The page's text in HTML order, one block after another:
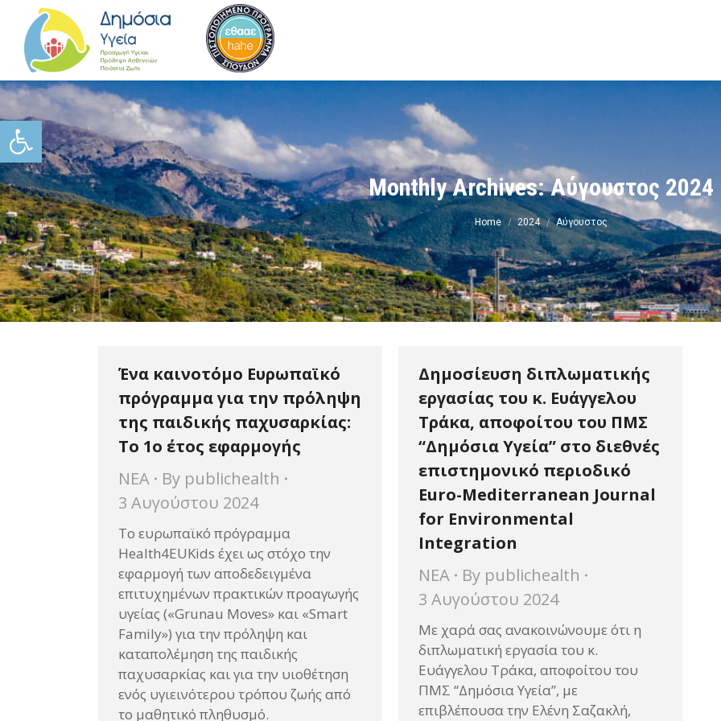
Ανοίξτε τη γραμμή εργαλείων
Monthly Archives:Αύγουστος 2024
You are here:
Home 2024 Αύγουστος
Ένα καινοτόμο Ευρωπαϊκό
πρόγραμμα για την πρόληψη
της παιδικής παχυσαρκίας:
Το 1ο έτος εφαρμογής
ΝΕΑ
By publichealth
3 Αυγούστου 2024
Το ευρωπαϊκό πρόγραμμα
Health4EUKids έχει ως στόχο την
εφαρμογή των αποδεδειγμένα
επιτυχημένων πρακτικών προαγωγής
υγείας («Grunau Moves» και «Smart
Family») για την πρόληψη και
καταπολέμηση της παιδικής
παχυσαρκίας και για την υιοθέτηση
ενός υγιεινότερου τρόπου ζωής από
το μαθητικό πληθυσμό.
Δημοσίευση διπλωματικής
εργασίας του κ. Ευάγγελου
Τράκα, αποφοίτου του ΠΜΣ
“Δημόσια Υγεία” στο διεθνές
επιστημονικό περιοδικό
Euro-Mediterranean Journal
for Environmental
Integration
ΝΕΑ
By publichealth
3 Αυγούστου 2024
Με χαρά σας ανακοινώνουμε ότι η
διπλωματική εργασία του κ.
Ευάγγελου Τράκα, αποφοίτου του
ΠΜΣ “Δημόσια Υγεία”, με
επιβλέπουσα την Ελένη Σαζακλή,